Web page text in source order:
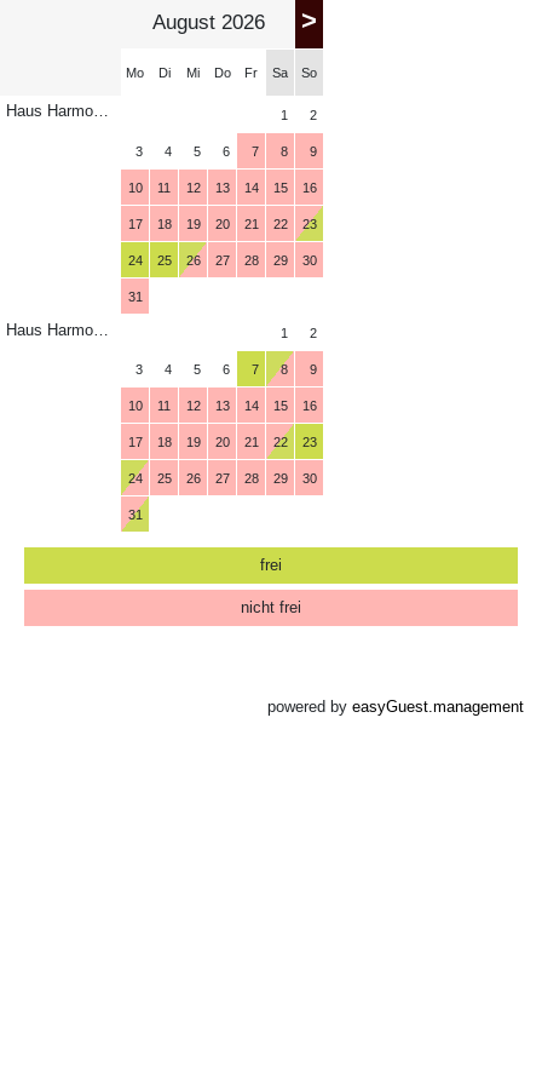
Haus Harmonie Appartement Typ I
Haus Harmonie Appartement Typ II
August 2026 >
Mo Di Mi Do Fr Sa So
1 2
3 4 5 6 7 8 9
10 11 12 13 14 15 16
17 18 19 20 21 22 23
24 25 26 27 28 29 30
31
1 2
3 4 5 6 7 8 9
10 11 12 13 14 15 16
17 18 19 20 21 22 23
24 25 26 27 28 29 30
31
frei
nicht frei
powered by easyGuest.management